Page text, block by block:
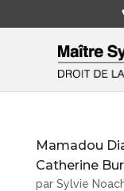
Mamadou
Catherine
par Sylvie